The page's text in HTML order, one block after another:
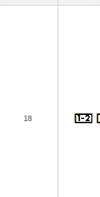
18